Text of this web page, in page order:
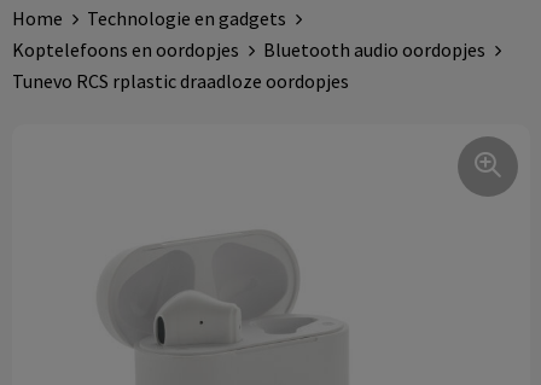
Outdoor
Home & living
Schrijfwaren
Technologie & gadgets
Sportkleding
Overig
Giveaways bedrukken
Horeca
ICT
Home
Technologie en gadgets
Koptelefoons en oordopjes
Bluetooth audio oordopjes
Tunevo RCS rplastic draadloze oordopjes